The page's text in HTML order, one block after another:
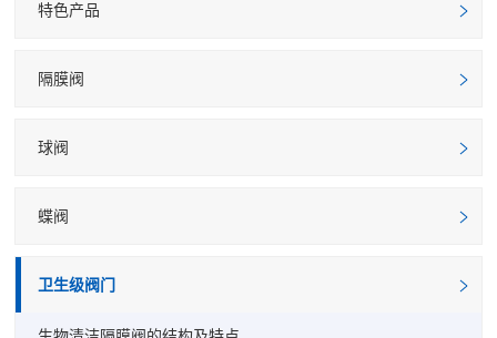
特色产品
隔膜阀
球阀
蝶阀
卫生级阀门